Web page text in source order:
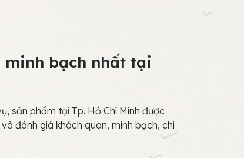
bạch nhất tại
sản phẩm tại Tp. Hồ Chí Minh được
đánh giá khách quan, minh bạch, chi